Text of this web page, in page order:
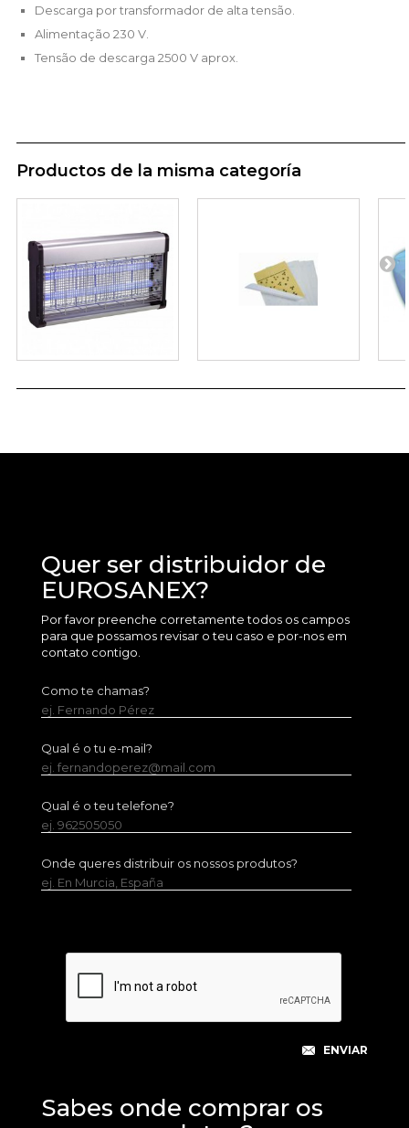
Descarga por transformador de alta tensão.
Alimentação 230 V.
Tensão de descarga 2500 V aprox.
Productos de la misma categoría
Quer ser distribuidor de
EUROSANEX?
Por favor preenche corretamente todos os campos
para que possamos revisar o teu caso e por-nos em
contato contigo.
Como te chamas?
ej. Fernando Pérez
Qual é o tu e-mail?
ej. fernandoperez@mail.com
Qual é o teu telefone?
ej. 962505050
Onde queres distribuir os nossos produtos?
ej. En Murcia, España
Sabes onde comprar os